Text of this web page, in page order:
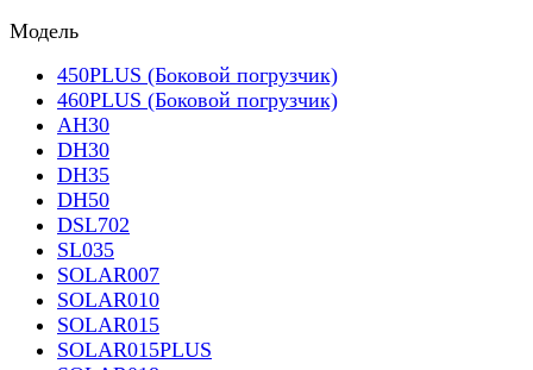
Модель
450PLUS (Боковой погрузчик)
460PLUS (Боковой погрузчик)
AH30
DH30
DH35
DH50
DSL702
SL035
SOLAR007
SOLAR010
SOLAR015
SOLAR015PLUS